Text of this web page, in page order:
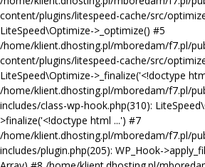
content/plugins/litespeed-cache/src/
LiteSpeed\Optimize->_optimize() #5
/home/klient.dhosting.pl/mboredam/f7.pl/
content/plugins/litespeed-cache/src/
LiteSpeed\Optimize->_finalize('<!doctype
/home/klient.dhosting.pl/mboredam/f7.pl/
includes/class-wp-hook.php(310):
>finalize('<!doctype html ...') #7
/home/klient.dhosting.pl/mboredam/f7.pl/
includes/plugin.php(205): WP_Hook-